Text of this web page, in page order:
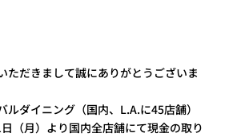
ただきまして誠にありがとうございま
ルダイニング（国内、L.A.に45店舗）
（月）より国内全店舗にて現金の取り